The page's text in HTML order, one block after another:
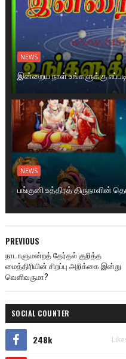
NEWS
இன்றைய நாள் உங்களுக்கு
NEWS
பங்குனி உத்திரத் திருநாளின்
PREVIOUS
நாடாளுமன்றத் தேர்தல் குறித்த
மைத்திரியின் சிறப்பு அறிக்கை இன்று
வெளிவருமா?
SOCIAL COUNTER
248k